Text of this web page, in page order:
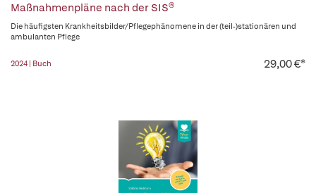
Maßnahmenpläne nach der SIS®
Die häufigsten Krankheitsbilder/Pflegephänomene in der (teil-)stationären und
ambulanten Pflege
2024 | Buch 29,00 €*